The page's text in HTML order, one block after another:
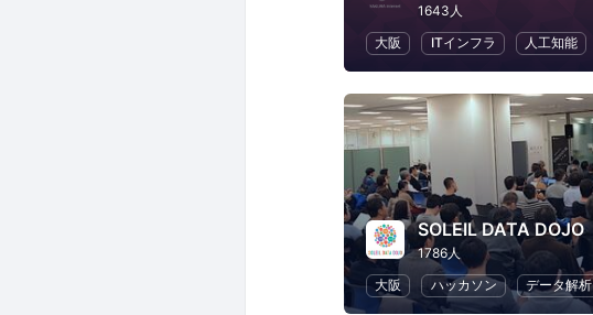
1643人
大阪
ITインフラ 人工知能
SOLEIL DATA DOJO
1786人
大阪
ハッカソン データ解析